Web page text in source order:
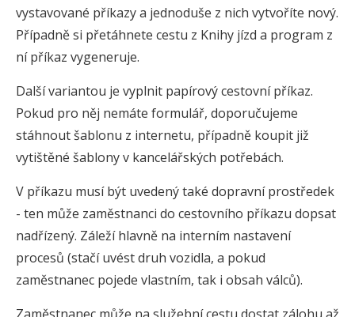
vystavované příkazy a jednoduše z nich vytvoříte nový.
Případně si přetáhnete cestu z Knihy jízd a program z
ní příkaz vygeneruje.
Další variantou je vyplnit papírový cestovní příkaz.
Pokud pro něj nemáte formulář, doporučujeme
stáhnout šablonu z internetu, případně koupit již
vytištěné šablony v kancelářských potřebách.
V příkazu musí být uvedený také dopravní prostředek
- ten může zaměstnanci do cestovního příkazu dopsat
nadřízený. Záleží hlavně na interním nastavení
procesů (stačí uvést druh vozidla, a pokud
zaměstnanec pojede vlastním, tak i obsah válců).